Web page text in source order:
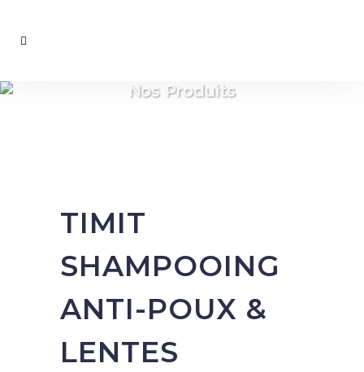
Nos Produits
TIMIT
SHAMPOOING
ANTI-POUX &
LENTES